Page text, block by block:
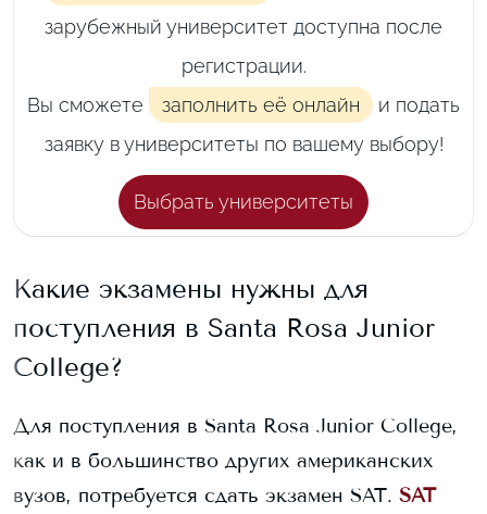
зарубежный университет доступна после
регистрации.
Вы сможете
заполнить её онлайн
и подать
заявку в университеты по вашему выбору!
Выбрать университеты
Какие экзамены нужны для
поступления в Santa Rosa Junior
College?
Для поступления в Santa Rosa Junior College,
как и в большинство других американских
вузов, потребуется сдать экзамен SAT. SAT